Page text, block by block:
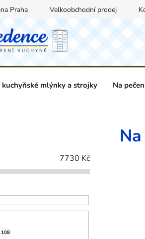
Praha Velkoobchodní prodej
kuchyňské mlýnky a strojky Na
7730 Kč
108